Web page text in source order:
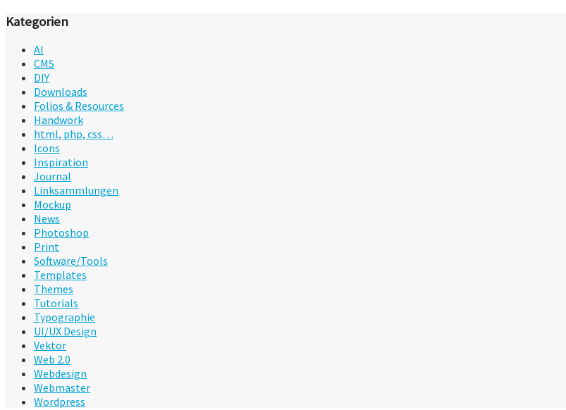
Kategorien
AI
CMS
DIY
Downloads
Folios & Resources
Handwork
html, php, css…
Icons
Inspiration
Journal
Linksammlungen
Mockup
News
Photoshop
Print
Software/Tools
Templates
Themes
Tutorials
Typographie
UI/UX Design
Vektor
Web 2.0
Webdesign
Webmaster
Wordpress